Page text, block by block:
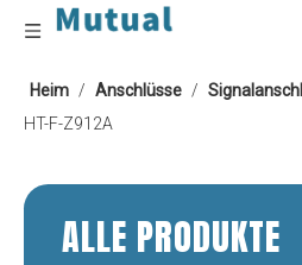
Heim / Anschlüsse /
HT-F-Z912A
ALLE PRODUKTE